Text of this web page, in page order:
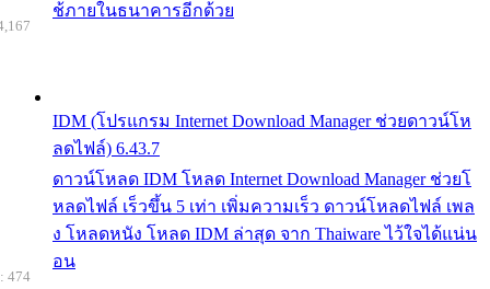
ช้ภายในธนาคารอีกด้วย
IDM (โปรแกรม Internet Download Manager ช่วยดาวน์โห
ลดไฟล์) 6.43.7
ดาวน์โหลด IDM โหลด Internet Download Manager ช่วยโ
หลดไฟล์ เร็วขึ้น 5 เท่า เพิ่มความเร็ว ดาวน์โหลดไฟล์ เพล
ง โหลดหนัง โหลด IDM ล่าสุด จาก Thaiware ไว้ใจได้แน่น
อน
474